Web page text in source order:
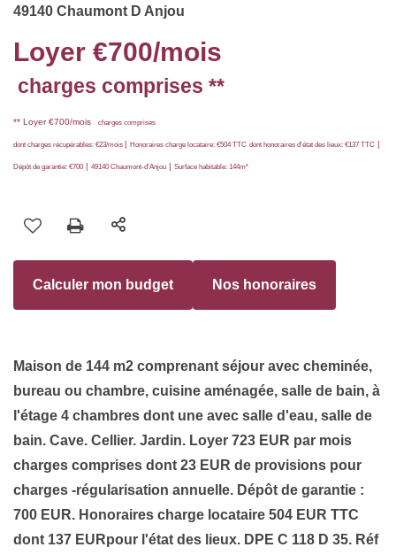
49140 Chaumont D Anjou
Loyer €700/mois
charges comprises **
** Loyer €700/mois charges comprises
dont charges récupérables: €23/mois | Honoraires charge locataire: €504 TTC dont honoraires d'état des lieux: €137 TTC |
Dépôt de garantie: €700 | 49140 Chaumont-d'Anjou | Surface habitable: 144m²
Calculer mon budget Nos honoraires
Maison de 144 m2 comprenant séjour avec cheminée,
bureau ou chambre, cuisine aménagée, salle de bain, à
l'étage 4 chambres dont une avec salle d'eau, salle de
bain. Cave. Cellier. Jardin. Loyer 723 EUR par mois
charges comprises dont 23 EUR de provisions pour
charges -régularisation annuelle. Dépôt de garantie :
700 EUR. Honoraires charge locataire 504 EUR TTC
dont 137 EURpour l'état des lieux. DPE C 118 D 35. Réf